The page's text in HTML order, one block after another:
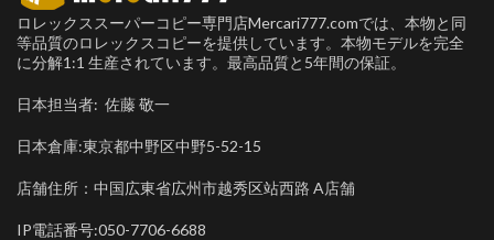
ロレックススーパーコピー専門店Mercari777.comでは、本物と同
等品質のロレックスコピーを提供しています。本物モデルを完全
に分解1:1 生産されています。最高品質と5年間の保証。
日本担当者: 佐藤 敬一
日本倉庫:東京都中野区中野5-52-15
店舗住所：中国広東省広州市越秀区站西路 A店舗
IP電話番号:050-7706-6688